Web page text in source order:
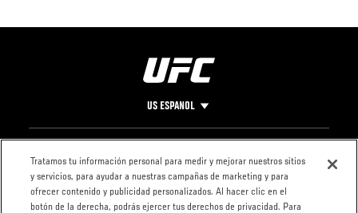
US ESPANOL
Pie
de
Página
CONTACTO
LEGAL
Condiciones
Política de
Tratamos tu información personal para medir y mejorar nuestros sitios
y servicios, para ayudar a nuestras campañas de marketing y para
ofrecer contenido y publicidad personalizados. Al hacer clic en el
botón de la derecha, podrás ejercer tus derechos de privacidad. Para